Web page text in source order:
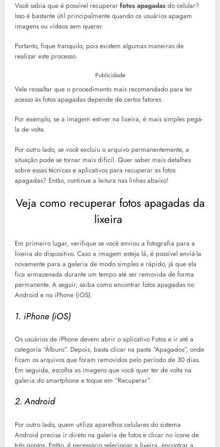
Você sabia que é possível recuperar fotos apagadas do celular?
Isso é bastante útil principalmente quando os usuários apagam
imagens ou vídeos sem querer.
Portanto, fique tranquilo, pois existem algumas maneiras de
realizar este processo.
Publicidade
Vale ressaltar que o procedimento mais recomendado para ter
acesso às fotos apagadas depende de certos fatores.
Por exemplo, se a imagem estiver na lixeira, é mais simples pegá-
la de volta.
Por outro lado, se você excluiu o arquivo permanentemente, a
situação pode se tornar mais difícil. Quer saber mais detalhes
sobre essas técnicas e aplicativos para recuperar as fotos
apagadas? Então, continue a leitura nas linhas abaixo!
Veja como recuperar fotos apagadas da
lixeira
Em primeiro lugar, verifique se você enviou a fotografia para a
lixeira do dispositivo. Caso a imagem esteja lá, é possível enviá-la
novamente para a galeria de modo simples e rápido, já que ela
fica armazenada durante um tempo até ser removida de forma
permanente. A seguir, saiba como encontrar fotos apagadas no
Android e no iPhone (iOS).
1. iPhone (iOS)
Os usuários de iPhone devem abrir o aplicativo Fotos e ir até a
categoria “Álbuns”. Depois, basta clicar na pasta “Apagados”, onde
ficam os arquivos que foram removidos pelo período de 30 dias.
Em seguida, escolha as imagens que você quer ter de volta na
galeria do smartphone e toque em “Recuperar”.
2. Android
Por outro lado, quem utiliza aparelhos celulares do sistema
Android precisa ir direto na galeria de fotos e clicar no ícone de
três pontos. Então, é necessário selecionar a lixeira, encontrar a